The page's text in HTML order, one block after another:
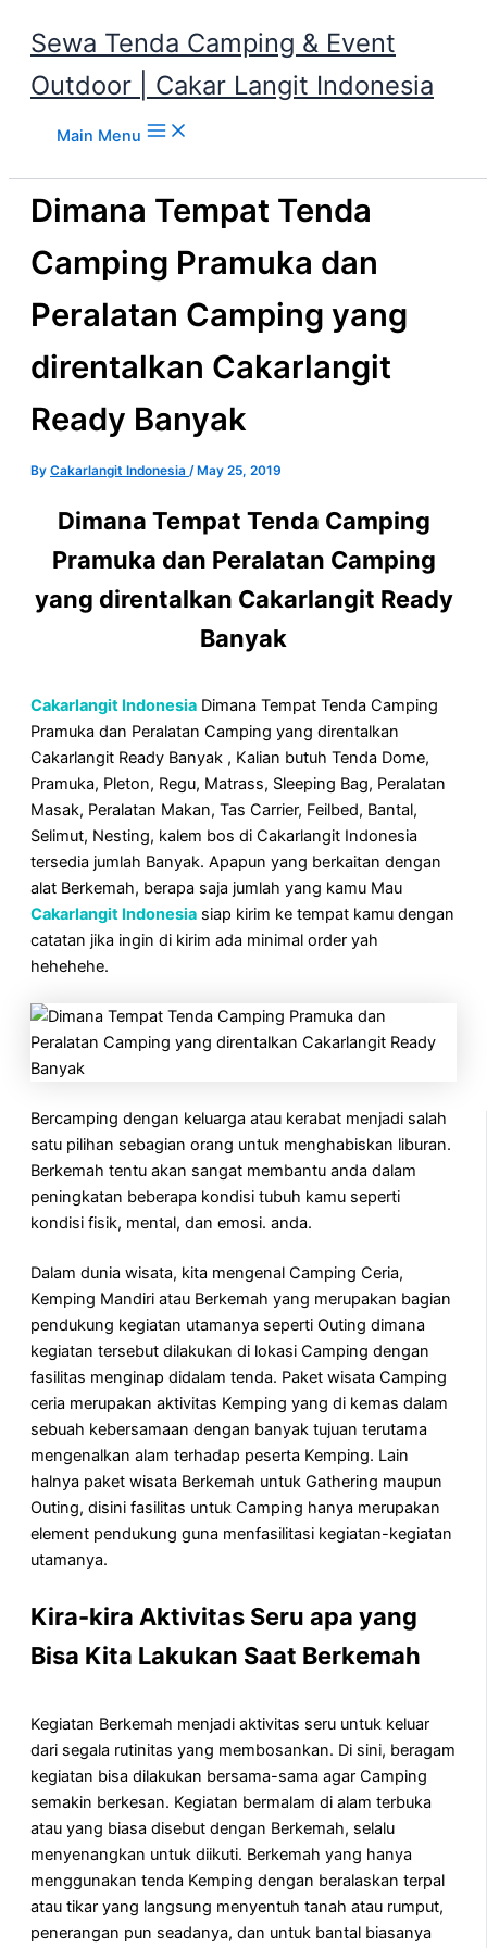
Sewa Tenda Camping & Event
Outdoor | Cakar Langit Indonesia
Main Menu
Dimana Tempat Tenda
Camping Pramuka dan
Peralatan Camping yang
direntalkan Cakarlangit
Ready Banyak
By Cakarlangit Indonesia / May 25, 2019
Dimana Tempat Tenda Camping
Pramuka dan Peralatan Camping
yang direntalkan Cakarlangit Ready
Banyak
Cakarlangit Indonesia Dimana Tempat Tenda Camping
Pramuka dan Peralatan Camping yang direntalkan
Cakarlangit Ready Banyak , Kalian butuh Tenda Dome,
Pramuka, Pleton, Regu, Matrass, Sleeping Bag, Peralatan
Masak, Peralatan Makan, Tas Carrier, Feilbed, Bantal,
Selimut, Nesting, kalem bos di Cakarlangit Indonesia
tersedia jumlah Banyak. Apapun yang berkaitan dengan
alat Berkemah, berapa saja jumlah yang kamu Mau
Cakarlangit Indonesia siap kirim ke tempat kamu dengan
catatan jika ingin di kirim ada minimal order yah
hehehehe.
Bercamping dengan keluarga atau kerabat menjadi salah
satu pilihan sebagian orang untuk menghabiskan liburan.
Berkemah tentu akan sangat membantu anda dalam
peningkatan beberapa kondisi tubuh kamu seperti
kondisi fisik, mental, dan emosi. anda.
Dalam dunia wisata, kita mengenal Camping Ceria,
Kemping Mandiri atau Berkemah yang merupakan bagian
pendukung kegiatan utamanya seperti Outing dimana
kegiatan tersebut dilakukan di lokasi Camping dengan
fasilitas menginap didalam tenda. Paket wisata Camping
ceria merupakan aktivitas Kemping yang di kemas dalam
sebuah kebersamaan dengan banyak tujuan terutama
mengenalkan alam terhadap peserta Kemping. Lain
halnya paket wisata Berkemah untuk Gathering maupun
Outing, disini fasilitas untuk Camping hanya merupakan
element pendukung guna menfasilitasi kegiatan-kegiatan
utamanya.
Kira-kira Aktivitas Seru apa yang
Bisa Kita Lakukan Saat Berkemah
Kegiatan Berkemah menjadi aktivitas seru untuk keluar
dari segala rutinitas yang membosankan. Di sini, beragam
kegiatan bisa dilakukan bersama-sama agar Camping
semakin berkesan. Kegiatan bermalam di alam terbuka
atau yang biasa disebut dengan Berkemah, selalu
menyenangkan untuk diikuti. Berkemah yang hanya
menggunakan tenda Kemping dengan beralaskan terpal
atau tikar yang langsung menyentuh tanah atau rumput,
penerangan pun seadanya, dan untuk bantal biasanya